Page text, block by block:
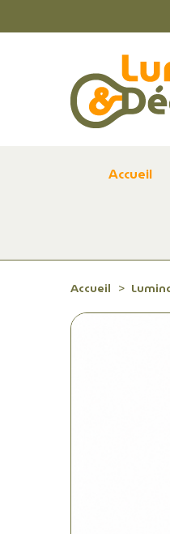
Accueil
Accueil